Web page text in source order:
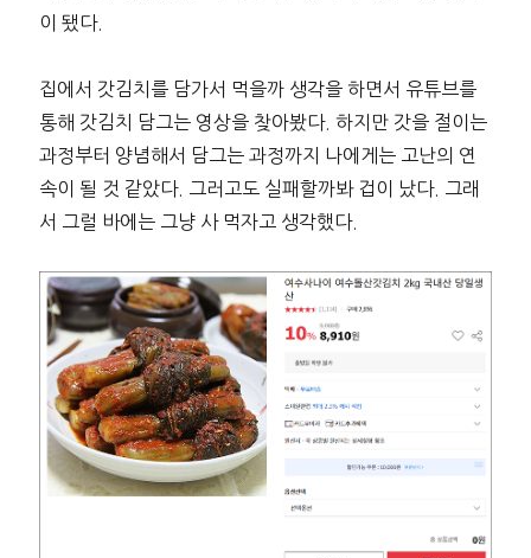
이 됐다.
집에서 갓김치를 담가서 먹을까 생각을 하면서 유튜브를
통해 갓김치 담그는 영상을 찾아봤다. 하지만 갓을 절이는
과정부터 양념해서 담그는 과정까지 나에게는 고난의 연
속이 될 것 같았다. 그러고도 실패할까봐 겁이 났다. 그래
서 그럴 바에는 그냥 사 먹자고 생각했다.